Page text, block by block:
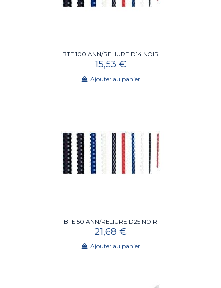
BTE 100 ANN/RELIURE D14 NOIR
15,53 €
Ajouter au panier
BTE 50 ANN/RELIURE D25 NOIR
21,68 €
Ajouter au panier